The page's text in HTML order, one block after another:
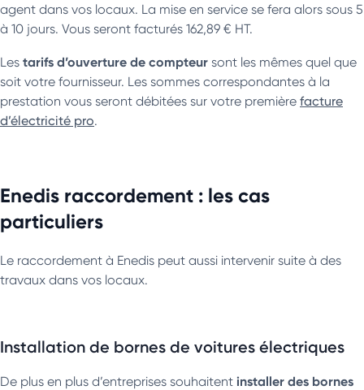
agent dans vos locaux. La mise en service se fera alors sous 5
à 10 jours. Vous seront facturés 162,89 € HT.
Les tarifs d’ouverture de compteur sont les mêmes quel que
soit votre fournisseur. Les sommes correspondantes à la
prestation vous seront débitées sur votre première facture
d’électricité pro.
Enedis raccordement : les cas
particuliers
Le raccordement à Enedis peut aussi intervenir suite à des
travaux dans vos locaux.
Installation de bornes de voitures électriques
De plus en plus d’entreprises souhaitent installer des bornes